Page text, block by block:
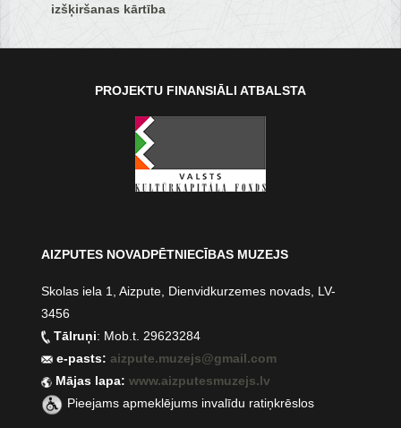
izšķiršanas kārtība
PROJEKTU FINANSIĀLI ATBALSTA
AIZPUTES NOVADPĒTNIECĪBAS MUZEJS
Skolas iela 1, Aizpute, Dienvidkurzemes novads, LV-
3456
Tālruņi: Mob.t. 29623284
e-pasts:aizpute.muzejs@gmail.com
Mājas lapa:www.aizputesmuzejs.lv
Pieejams apmeklējums invalīdu ratiņkrēslos